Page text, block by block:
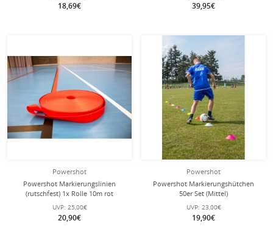
18,69€ 39,95€
Powershot
Powershot Markierungslinien
(rutschfest) 1x Rolle 10m rot
UVP: 25,00€
20,90€
Powershot
Powershot Markierungshütchen
50er Set (Mittel)
UVP: 23,00€
19,90€